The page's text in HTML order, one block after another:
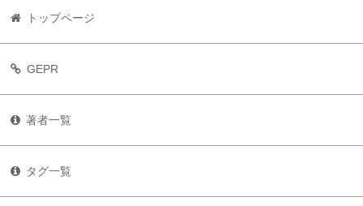
トップページ
GEPR
著者一覧
タグ一覧